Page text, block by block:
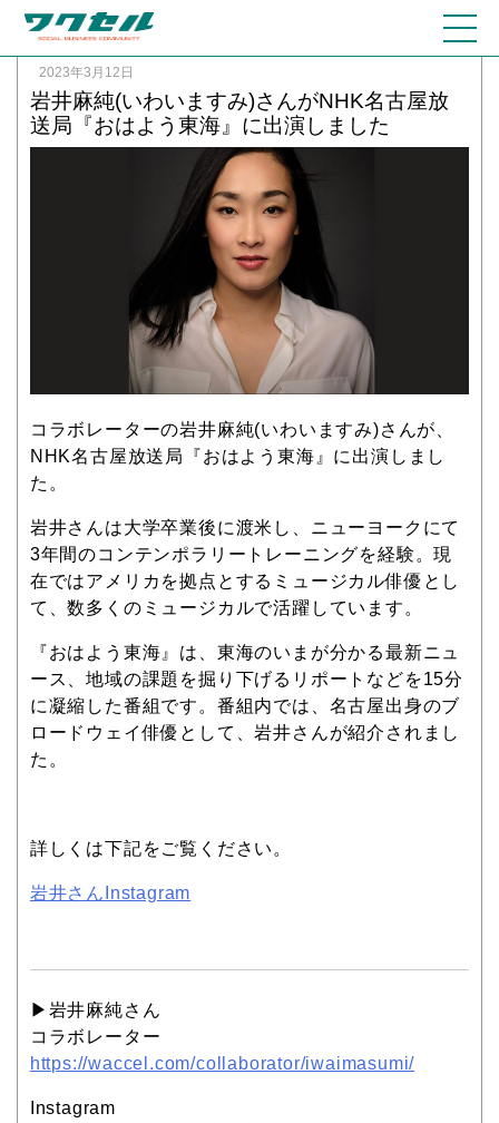
2023年3月12日
岩井麻純(いわいますみ)さんがNHK名古屋放
送局『おはよう東海』に出演しました
コラボレーターの岩井麻純(いわいますみ)さんが、
NHK名古屋放送局『おはよう東海』に出演しまし
た。
岩井さんは大学卒業後に渡米し、ニューヨークにて
3年間のコンテンポラリートレーニングを経験。現
在ではアメリカを拠点とするミュージカル俳優とし
て、数多くのミュージカルで活躍しています。
『おはよう東海』は、東海のいまが分かる最新ニュ
ース、地域の課題を掘り下げるリポートなどを15分
に凝縮した番組です。番組内では、名古屋出身のブ
ロードウェイ俳優として、岩井さんが紹介されまし
た。
詳しくは下記をご覧ください。
岩井さんInstagram
▶︎岩井麻純さん
コラボレーター
https://waccel.com/collaborator/iwaimasumi/
Instagram